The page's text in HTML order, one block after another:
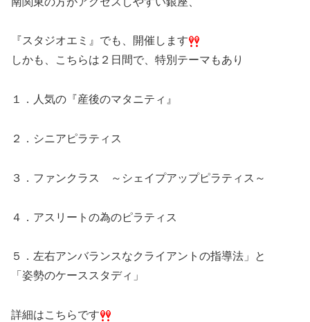
『スタジオエミ』でも、開催します
しかも、こちらは２日間で、特別テーマもあり
１．人気の『産後のマタニティ』
２．シニアピラティス
３．ファンクラス ～シェイプアップピラティス～
４．アスリートの為のピラティス
５．左右アンバランスなクライアントの指導法」と
「姿勢のケーススタディ」
詳細はこちらです